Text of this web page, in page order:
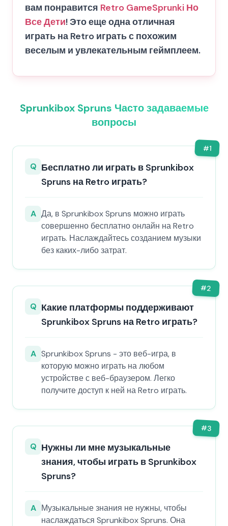
вам понравится Retro GameSprunki Но
Все Дети! Это еще одна отличная
играть на Retro играть с похожим
веселым и увлекательным геймплеем.
Sprunkibox Spruns Часто задаваемые
вопросы
#1
Q Бесплатно ли играть в Sprunkibox
Spruns на Retro играть?
A Да, в Sprunkibox Spruns можно играть
совершенно бесплатно онлайн на Retro
играть. Наслаждайтесь созданием музыки
без каких-либо затрат.
#2
Q Какие платформы поддерживают
Sprunkibox Spruns на Retro играть?
A Sprunkibox Spruns - это веб-игра, в
которую можно играть на любом
устройстве с веб-браузером. Легко
получите доступ к ней на Retro играть.
#3
Q Нужны ли мне музыкальные
знания, чтобы играть в Sprunkibox
Spruns?
A Музыкальные знания не нужны, чтобы
наслаждаться Sprunkibox Spruns. Она